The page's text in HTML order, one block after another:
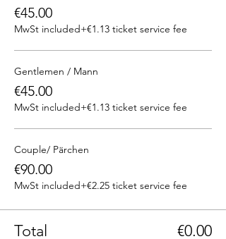
€45.00
MwSt included+€1.13 ticket service fee
Gentlemen / Mann
€45.00
MwSt included+€1.13 ticket service fee
Couple/ Pärchen
€90.00
MwSt included+€2.25 ticket service fee
Total €0.00